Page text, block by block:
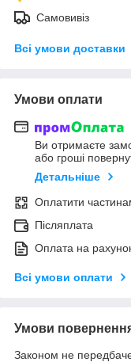
Самовивіз
Всі умови доставки
Умови оплати
Ви отримаєте
або гроші
Детальніше
Оплатити
Післяплата
Оплата на
Всі умови оплати
Умови
Законом не